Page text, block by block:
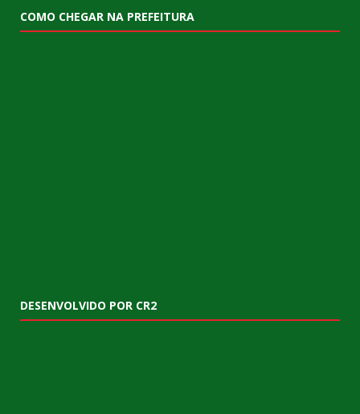
COMO CHEGAR NA PREFEITURA
DESENVOLVIDO POR CR2